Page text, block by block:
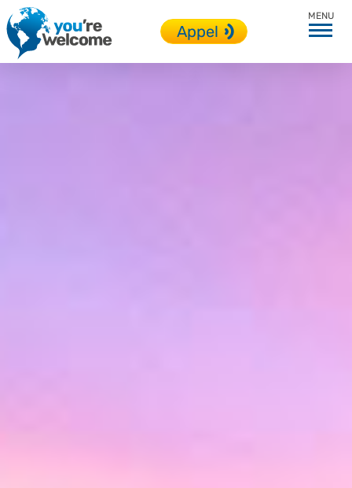
Appel
Toutes nos destinations